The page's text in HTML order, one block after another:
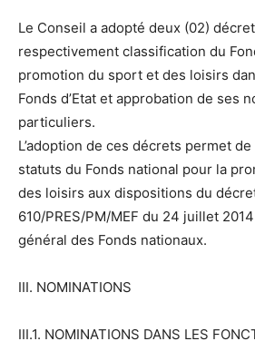
Le Conseil a adopté deux (02)
respectivement classification du
promotion du sport et des loisirs
Fonds d’Etat et approbation de ses
particuliers.
L’adoption de ces décrets permet
statuts du Fonds national pour la
des loisirs aux dispositions du
610/PRES/PM/MEF du 24 juillet
général des Fonds nationaux.
III. NOMINATIONS
III.1. NOMINATIONS DANS LES